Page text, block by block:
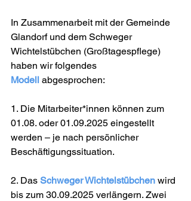
In Zusammenarbeit mit der Gemeinde
Glandorf und dem Schweger
Wichtelstübchen (Großtagespflege)
haben wir folgendes
Modell abgesprochen:
1. Die Mitarbeiter*innen können zum
01.08. oder 01.09.2025 eingestellt
werden – je nach persönlicher
Beschäftigungssituation.
2. Das Schweger Wichtelstübchen wird
bis zum 30.09.2025 verlängern. Zwei